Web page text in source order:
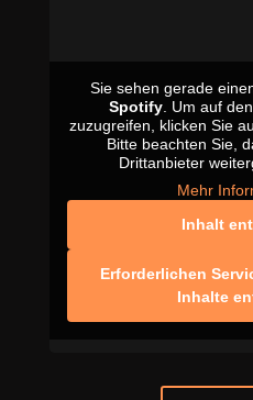
Sie sehen gerade
Spotify. Um auf
zuzugreifen, klicken Sie
Bitte beachten Sie,
Drittanbieter
Mehr
Inhalt
Erforderlichen
Inhalte